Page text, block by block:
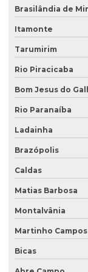
Serviço de
Serviço de
Serviço de retirada
Serviço de sondagem
Sondagem
Sondagem geofísica
Sondagem
Sondagem geológica
Sondagem
Sondagem de solo
Sondagem de solo
Brasilândia de
Itamonte
Tarumirim
Rio Piracicaba
Bom Jesus do
Rio Paranaíba
Ladainha
Brazópolis
Caldas
Matias Barbosa
Montalvânia
Martinho Campos
Bicas